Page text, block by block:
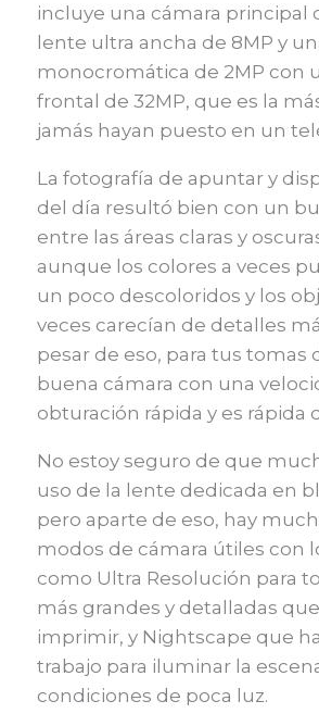
incluye una cámara principal
lente ultra ancha de 8MP y
monocromática de 2MP con
frontal de 32MP, que es la
jamás hayan puesto en un
La fotografía de apuntar y
del día resultó bien con un
entre las áreas claras y
aunque los colores a veces
un poco descoloridos y los
veces carecían de detalles
pesar de eso, para tus tomas
buena cámara con una
obturación rápida y es rápida
No estoy seguro de que
uso de la lente dedicada en
pero aparte de eso, hay
modos de cámara útiles con
como Ultra Resolución para
más grandes y detalladas
imprimir, y Nightscape que
trabajo para iluminar la
condiciones de poca luz.